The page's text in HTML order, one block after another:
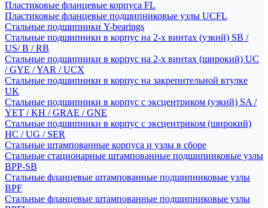
Пластиковые фланцевые корпуса FL
Пластиковые фланцевые подшипниковые узлы UCFL
Стальные подшипники Y-bearings
Стальные подшипники в корпус на 2-х винтах (узкий) SB /
US/ B / RB
Стальные подшипники в корпус на 2-х винтах (широкий) UC
/ GYE / YAR / UCX
Стальные подшипники в корпус на закрепительной втулке
UK
Стальные подшипники в корпус с эксцентриком (узкий) SA /
YET / KH / GRAE / GNE
Стальные подшипники в корпус с эксцентриком (широкий)
HC / UG / SER
Стальные штампованные корпуса и узлы в сборе
Стальные стационарные штампованные подшипниковые узлы
BPP-SB
Стальные фланцевые штампованные подшипниковые узлы
BPF
Стальные фланцевые штампованные подшипниковые узлы